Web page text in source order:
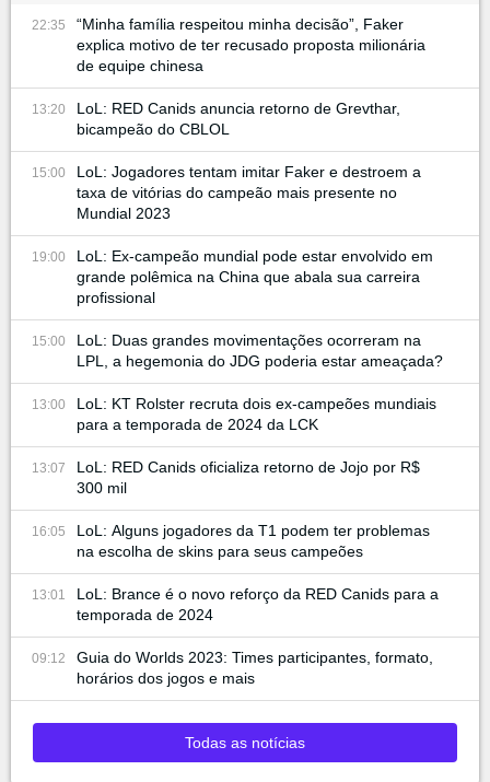
22:35
“Minha família respeitou minha decisão”, Faker
explica motivo de ter recusado proposta milionária
de equipe chinesa
13:20
LoL: RED Canids anuncia retorno de Grevthar,
bicampeão do CBLOL
15:00
LoL: Jogadores tentam imitar Faker e destroem a
taxa de vitórias do campeão mais presente no
Mundial 2023
19:00
LoL: Ex-campeão mundial pode estar envolvido em
grande polêmica na China que abala sua carreira
profissional
15:00
LoL: Duas grandes movimentações ocorreram na
LPL, a hegemonia do JDG poderia estar ameaçada?
13:00
LoL: KT Rolster recruta dois ex-campeões mundiais
para a temporada de 2024 da LCK
13:07
LoL: RED Canids oficializa retorno de Jojo por R$
300 mil
16:05
LoL: Alguns jogadores da T1 podem ter problemas
na escolha de skins para seus campeões
13:01
LoL: Brance é o novo reforço da RED Canids para a
temporada de 2024
09:12
Guia do Worlds 2023: Times participantes, formato,
horários dos jogos e mais
Todas as notícias